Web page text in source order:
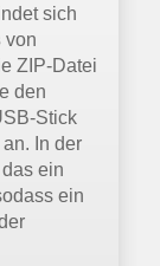
sich
von
ZIP-Datei
den
Stick
In der
ein
ein